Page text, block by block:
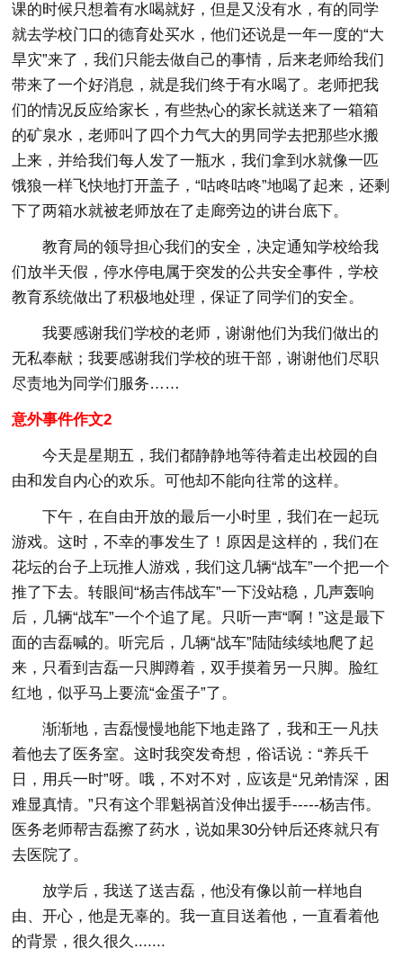
课的时候只想着有水喝就好，但是又没有水，有的同学
就去学校门口的德育处买水，他们还说是一年一度的“大
旱灾”来了，我们只能去做自己的事情，后来老师给我们
带来了一个好消息，就是我们终于有水喝了。老师把我
们的情况反应给家长，有些热心的家长就送来了一箱箱
的矿泉水，老师叫了四个力气大的男同学去把那些水搬
上来，并给我们每人发了一瓶水，我们拿到水就像一匹
饿狼一样飞快地打开盖子，“咕咚咕咚”地喝了起来，还剩
下了两箱水就被老师放在了走廊旁边的讲台底下。
教育局的领导担心我们的安全，决定通知学校给我
们放半天假，停水停电属于突发的公共安全事件，学校
教育系统做出了积极地处理，保证了同学们的安全。
我要感谢我们学校的老师，谢谢他们为我们做出的
无私奉献；我要感谢我们学校的班干部，谢谢他们尽职
尽责地为同学们服务……
意外事件作文2
今天是星期五，我们都静静地等待着走出校园的自
由和发自内心的欢乐。可他却不能向往常的这样。
下午，在自由开放的最后一小时里，我们在一起玩
游戏。这时，不幸的事发生了！原因是这样的，我们在
花坛的台子上玩推人游戏，我们这几辆“战车”一个把一个
推了下去。转眼间“杨吉伟战车”一下没站稳，几声轰响
后，几辆“战车”一个个追了尾。只听一声“啊！”这是最下
面的吉磊喊的。听完后，几辆“战车”陆陆续续地爬了起
来，只看到吉磊一只脚蹲着，双手摸着另一只脚。脸红
红地，似乎马上要流“金蛋子”了。
渐渐地，吉磊慢慢地能下地走路了，我和王一凡扶
着他去了医务室。这时我突发奇想，俗话说：“养兵千
日，用兵一时”呀。哦，不对不对，应该是“兄弟情深，困
难显真情。”只有这个罪魁祸首没伸出援手-----杨吉伟。
医务老师帮吉磊擦了药水，说如果30分钟后还疼就只有
去医院了。
放学后，我送了送吉磊，他没有像以前一样地自
由、开心，他是无辜的。我一直目送着他，一直看着他
的背景，很久很久.......